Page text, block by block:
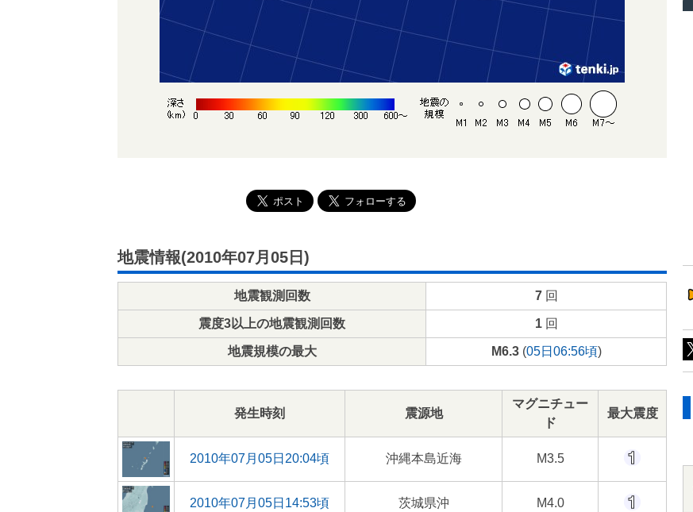
地震情報(2010年07月05日)
地震観測回数 7回
震度3以上の地震観測回数 1回
地震規模の最大 M6.3(05日06:56頃)
発生時刻 震源地
マグニチュー
ド
最大震度
2010年07月05日20:04頃 沖縄本島近海 M3.5
2010年07月05日14:53頃 茨城県沖 M4.0